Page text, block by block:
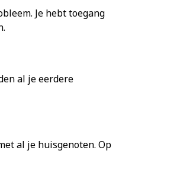
Je hebt toegang
al je eerdere
al je huisgenoten. Op